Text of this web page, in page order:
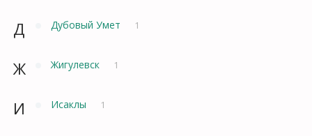
Д Дубовый Умет 1
Ж Жигулевск 1
И Исаклы 1